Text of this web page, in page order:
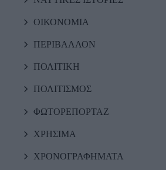
ΟΙΚΟΝΟΜΙΑ
ΠΕΡΙΒΑΛΛΟΝ
ΠΟΛΙΤΙΚΗ
ΠΟΛΙΤΙΣΜΟΣ
ΦΩΤΟΡΕΠΟΡΤΑΖ
ΧΡΗΣΙΜΑ
ΧΡΟΝΟΓΡΑΦΗΜΑΤΑ